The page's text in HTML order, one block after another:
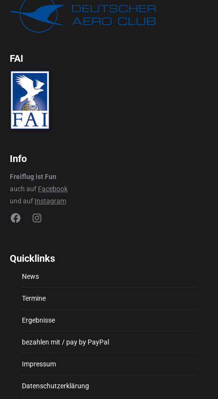
FAI
Info
Freiflug ist Fun
auch auf Facebook
und auf Instagram
FacebookInstagram
Quicklinks
News
Termine
Ergebnisse
bezahlen mit / pay by PayPal
Impressum
Datenschutzerklärung